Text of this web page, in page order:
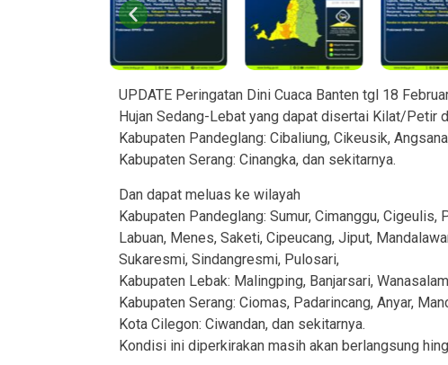
UPDATE Peringatan Dini Cuaca Banten tgl 18
Hujan Sedang-Lebat yang dapat disertai Kilat/Petir
Kabupaten Pandeglang: Cibaliung, Cikeusik,
Kabupaten Serang: Cinangka, dan sekitarnya.
Dan dapat meluas ke wilayah
Kabupaten Pandeglang: Sumur, Cimanggu, Cigeulis,
Labuan, Menes, Saketi, Cipeucang, Jiput,
Sukaresmi, Sindangresmi, Pulosari,
Kabupaten Lebak: Malingping, Banjarsari,
Kabupaten Serang: Ciomas, Padarincang, Anyar,
Kota Cilegon: Ciwandan, dan sekitarnya.
Kondisi ini diperkirakan masih akan berlangsung